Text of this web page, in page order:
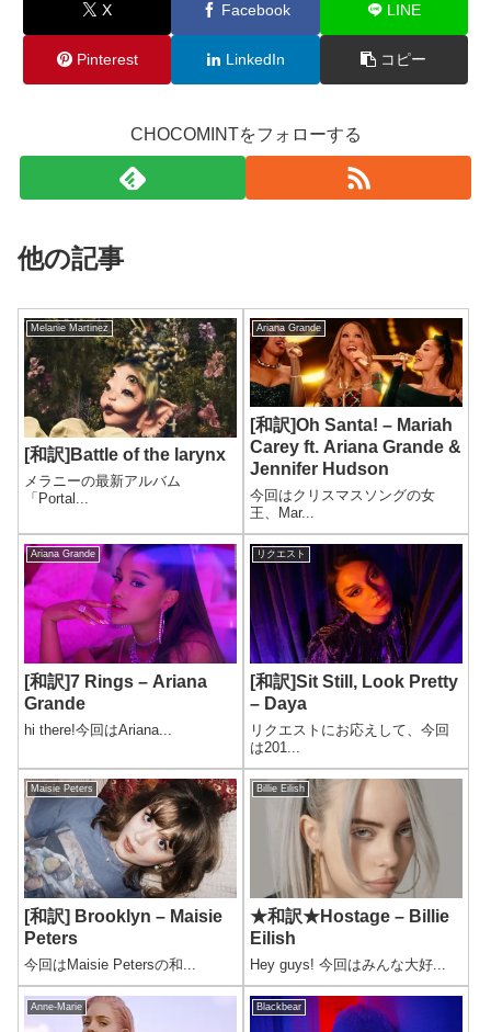
X Facebook LINE
Pinterest LinkedIn コピー
CHOCOMINTをフォローする
他の記事
Melanie Martinez
[和訳]Battle of the larynx
メラニーの最新アルバム
「Portal...
Ariana Grande
[和訳]Oh Santa! – Mariah
Carey ft. Ariana Grande &
Jennifer Hudson
今回はクリスマスソングの女
王、Mar...
Ariana Grande
[和訳]7 Rings – Ariana
Grande
hi there!今回はAriana...
リクエスト
[和訳]Sit Still, Look Pretty
– Daya
リクエストにお応えして、今回
は201...
Maisie Peters
[和訳] Brooklyn – Maisie
Peters
今回はMaisie Petersの和...
Billie Eilish
★和訳★Hostage – Billie
Eilish
Hey guys! 今回はみんな大好...
Anne-Marie Blackbear